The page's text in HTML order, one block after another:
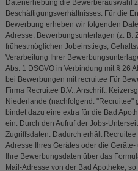
Datenerhebung die Bewerberauswahl
Beschäftigungsverhältnisses. Für die
Bewerbung erheben wir folgenden
Adresse, Bewerbungsunterlagen (z. B.
frühestmöglichen Jobeinstiegs,
Verarbeitung Ihrer
Abs. 1 DSGVO in Verbindung mit § 26
bei Bewerbungen mit recruitee Für
Firma Recruitee B.V., Anschrift:
Niederlande (nachfolgend: "Recruitee"
bindet dazu eine extra für die Bad
ein. Durch den Aufruf der Jobs-
Zugriffsdaten. Dadurch erhält
Adresse Ihres Gerätes oder die
Ihre Bewerbungsdaten über das
Mail-Adresse von der Bad Apotheke,